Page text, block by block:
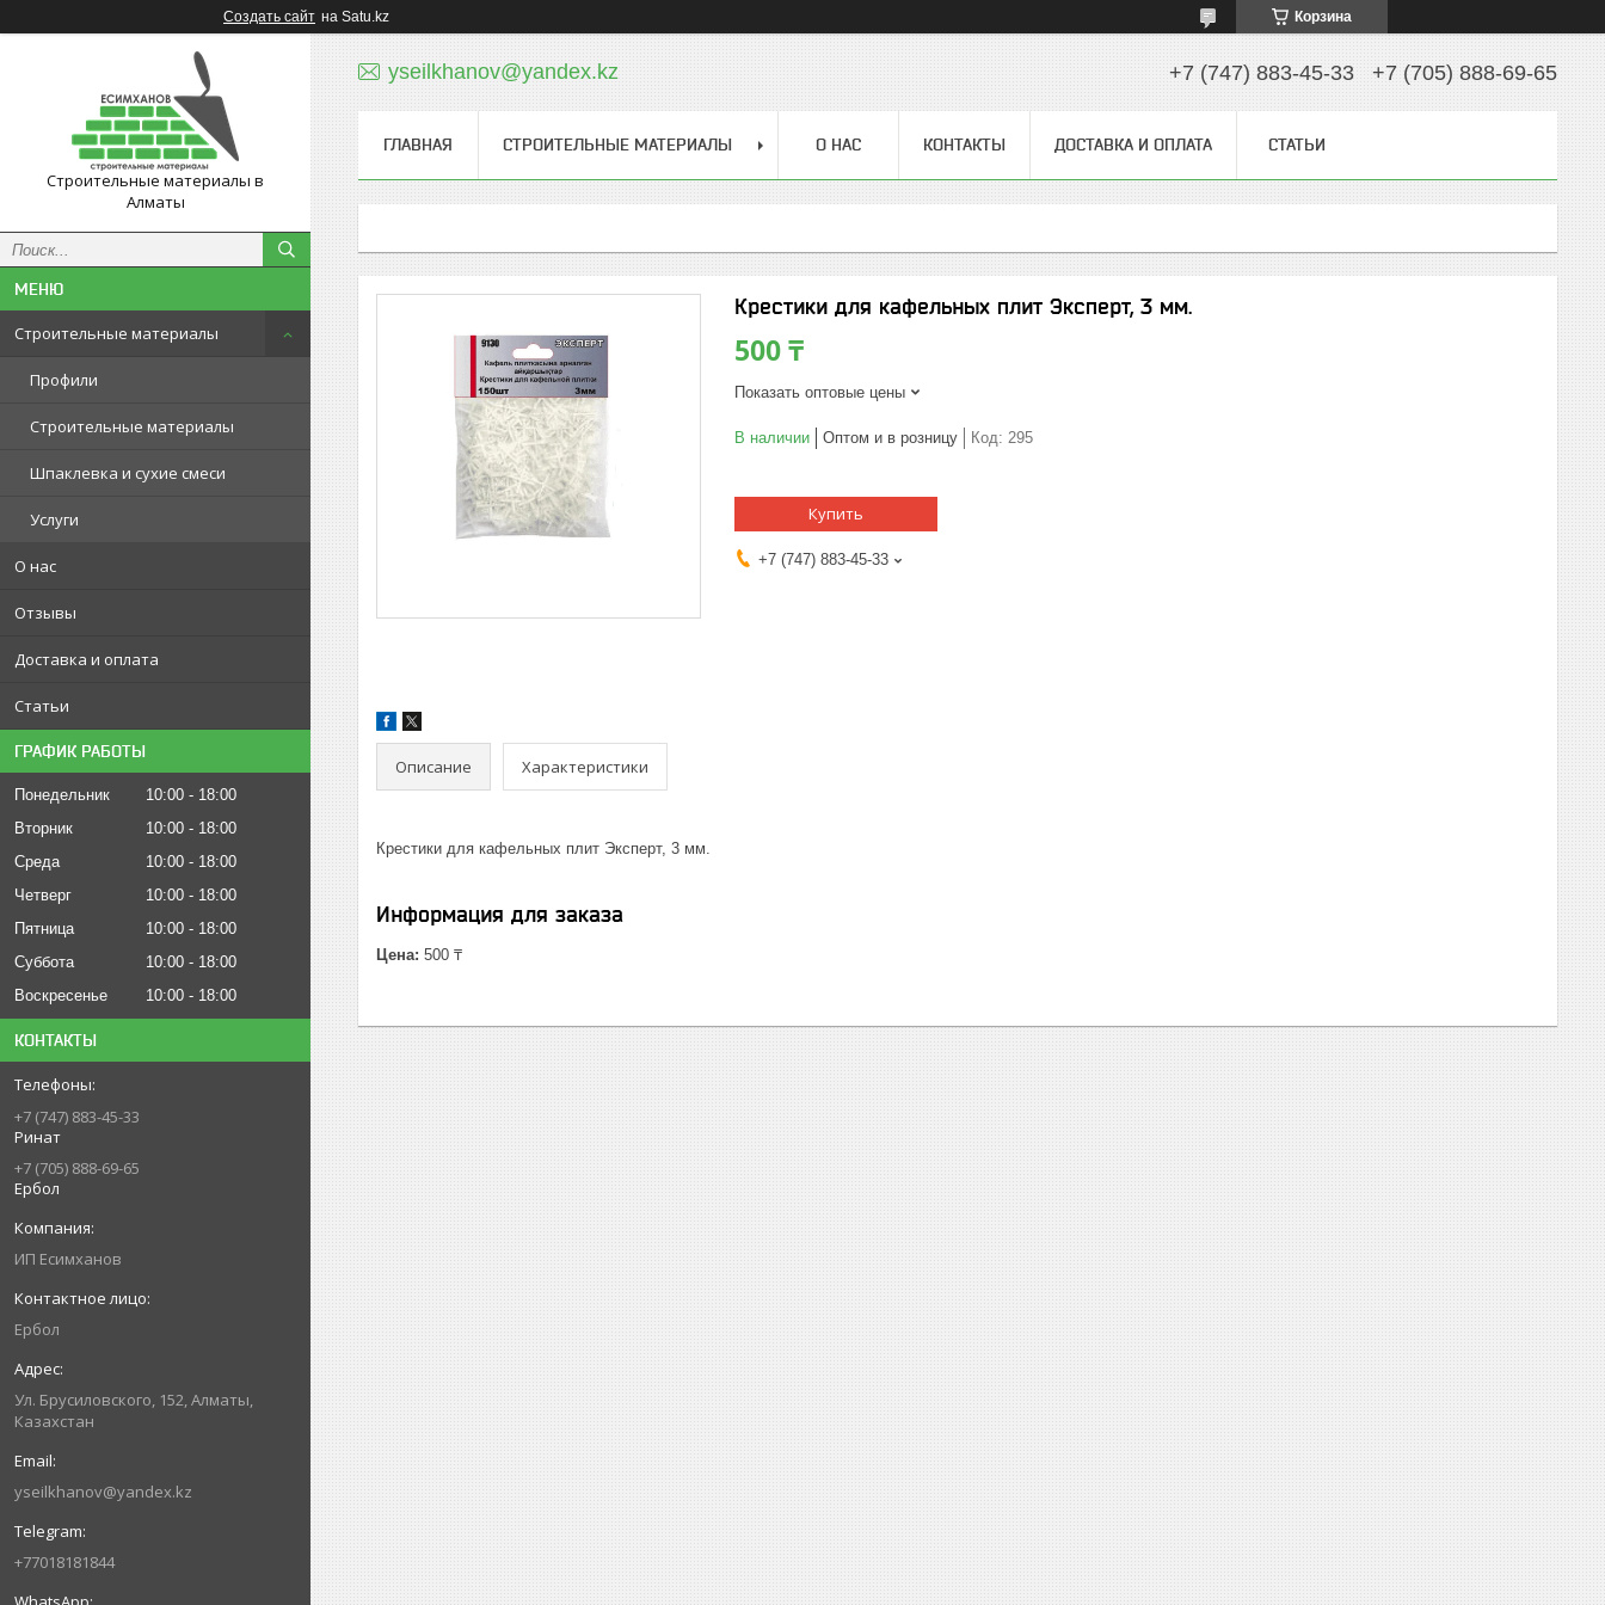
Создать сайт на Satu.kz Корзина
Строительные материалы в
Алматы
Строительные материалы
Профили
Строительные материалы
Шпаклевка и сухие смеси
Услуги
О нас
Отзывы
Доставка и оплата
Статьи
ГРАФИК РАБОТЫ
Понедельник 10:00
18:00
Вторник
10:00
18:00
Среда
10:00
18:00
Четверг
10:00
18:00
Пятница
10:00
18:00
Суббота
10:00
18:00
Воскресенье
10:00 18:00
КОНТАКТЫ
+7 (747) 883-45-33
Ринат
+7 (705) 888-69-65
Ербол
ИП Есимxанов
Ербол
Ул. Брусиловского, 152, Алматы,
Казахстан
yseilkhanov@yandex.kz
+77018181844
yseilkhanov@yandex.kz +7 (747) 883-45-33 +7 (705) 888-69-65
ГЛАВНАЯ СТРОИТЕЛЬНЫЕ МАТЕРИАЛЫ О НАС КОНТАКТЫ ДОСТАВКА И ОПЛАТА СТАТЬИ
Крестики для кафельных плит Эксперт, 3 мм.
500 ₸
Показать оптовые цены
В наличии Оптом и в розницу Код: 295
Купить
+7 (747) 883-45-33
Описание Характеристики
Крестики для кафельных плит Эксперт, 3 мм.
Информация для заказа
Цена: 500 ₸